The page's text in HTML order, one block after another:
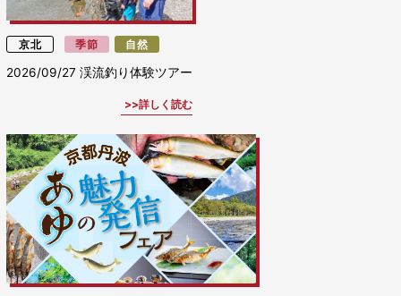
京北 季節 自然
2026/09/27渓流釣り体験ツアー
詳しく読む